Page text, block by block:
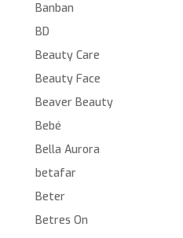
Banban
BD
Beauty Care
Beauty Face
Beaver Beauty
Bebé
Bella Aurora
betafar
Beter
Betres On